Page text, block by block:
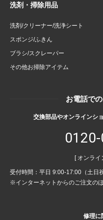
洗剤・掃除用品
洗剤/クリーナー/洗浄シート
スポンジ/ふきん
ブラシ/スクレーパー
その他お掃除アイテム
お電話で
交換部品やオンラインシ
[ オンライ
受付時間：平日 9:00-17:00（土日
※インターネットからのご注文の
修理に